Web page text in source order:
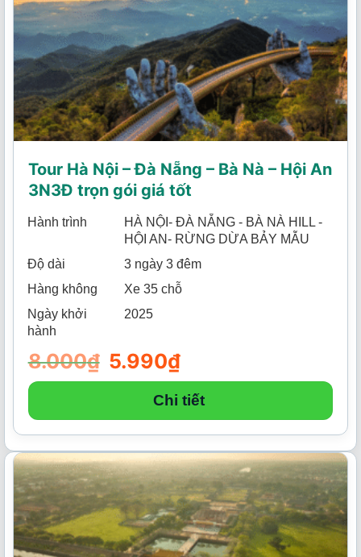
Tour Hà Nội – Đà Nẵng – Bà Nà – Hội An
3N3Đ trọn gói giá tốt
Hành trình
HÀ NỘI- ĐÀ NẴNG - BÀ NÀ HILL -
HỘI AN- RỪNG DỪA BẢY MẪU
Độ dài
3 ngày 3 đêm
Hàng không
Xe 35 chỗ
Ngày khởi
hành
2025
8.000₫
Giá
gốc
là:
8.000₫.
5.990₫Giá
tại
là:
Chi tiết